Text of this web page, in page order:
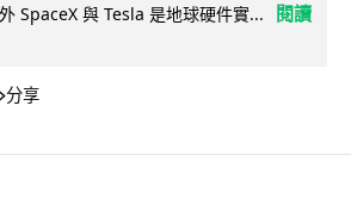
SpaceX 與 Tesla 是地球硬件實...
閱讀
分享